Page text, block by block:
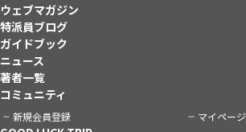
ウェブマガジン
特派員ブログ
ガイドブック
ニュース
著者一覧
コミュニティ
新規会員登録 マイページ